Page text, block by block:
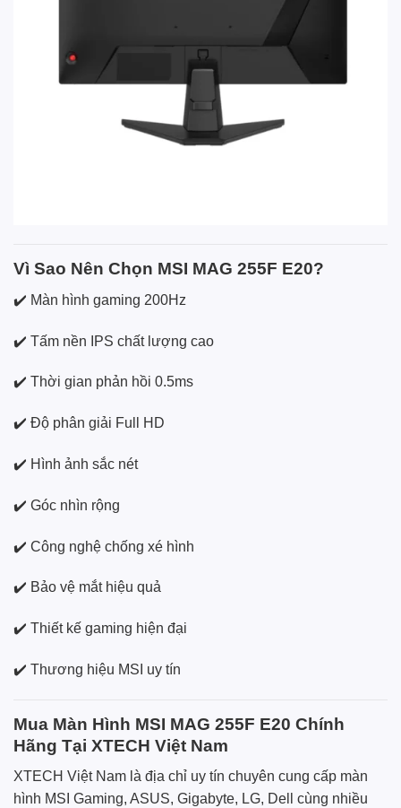
Vì Sao Nên Chọn MSI MAG 255F E20?
✔️ Màn hình gaming 200Hz
✔️ Tấm nền IPS chất lượng cao
✔️ Thời gian phản hồi 0.5ms
✔️ Độ phân giải Full HD
✔️ Hình ảnh sắc nét
✔️ Góc nhìn rộng
✔️ Công nghệ chống xé hình
✔️ Bảo vệ mắt hiệu quả
✔️ Thiết kế gaming hiện đại
✔️ Thương hiệu MSI uy tín
Mua Màn Hình MSI MAG 255F E20 Chính
Hãng Tại XTECH Việt Nam
XTECH Việt Nam là địa chỉ uy tín chuyên cung cấp màn
hình MSI Gaming, ASUS, Gigabyte, LG, Dell cùng nhiều